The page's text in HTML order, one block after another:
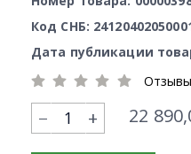
Код СНБ:
Дата публикации
+ 22